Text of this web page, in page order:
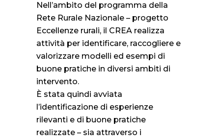
Nell’ambito del programma della
Rete Rurale Nazionale – progetto
Eccellenze rurali, il CREA realizza
attività per identificare, raccogliere e
valorizzare modelli ed esempi di
buone pratiche in diversi ambiti di
intervento.
È stata quindi avviata
l’identificazione di esperienze
rilevanti e di buone pratiche
realizzate – sia attraverso i